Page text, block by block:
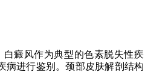
癜风作为典型的色素脱失性疾
病进行鉴别。颈部皮肤解剖结构